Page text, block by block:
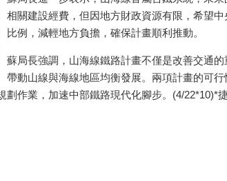
相關建設經費，但因地方財政資源有限，希望
比例，減輕地方負擔，確保計畫順利推動。
蘇局長強調，山海線鐵路計畫不僅是改善交通
帶動山線與海線地區均衡發展。兩項計畫的可
作業，加速中部鐵路現代化腳步。(4/22*10)*